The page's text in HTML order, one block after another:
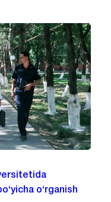
o‘rganish